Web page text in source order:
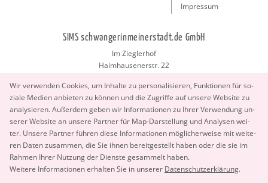
Wir ver­wen­den Coo­kies, um In­hal­te zu per­so­na­li­sie­ren, Funk­tio­nen für so­
zia­le Me­di­en an­bie­ten zu kön­nen und die Zu­grif­fe auf un­se­re Web­site zu
ana­ly­sie­ren. Au­ßer­dem geben wir In­for­ma­tio­nen zu Ihrer Ver­wen­dung un­
se­rer Web­site an un­se­re Part­ner für Map-Dar­stel­lung und Ana­ly­sen wei­
ter. Un­se­re Part­ner füh­ren diese In­for­ma­tio­nen mög­li­cher­wei­se mit wei­te­
ren Daten zu­sam­men, die Sie ihnen be­reit­ge­stellt haben oder die sie im
Rah­men Ihrer Nut­zung der Diens­te ge­sam­melt haben.
Wei­te­re In­for­ma­tio­nen er­hal­ten Sie in un­se­rer Da­ten­schut­z­er­klä­rung.
Impressum
SIMS schwangerinmeinerstadt.de GmbH
Im Zieglerhof
Haimhausenerstr. 22
info@schwangerinmeinerstadt.de
Copyright 2026 © SIMS schwangerinmeinerstadt.de GmbH.